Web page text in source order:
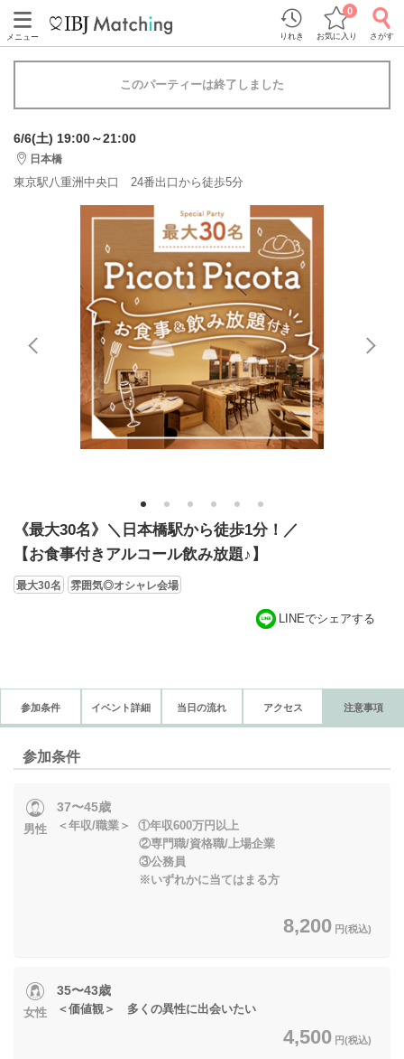
メニュー りれき お気に入り
0
さがす
このパーティーは終了しました
6/6(土) 19:00～21:00
日本橋
東京駅八重洲中央口 24番出口から徒歩5分
1 2 3 4 5 6
《最大30名》＼日本橋駅から徒歩1分！／
【お食事付きアルコール飲み放題♪】
最大30名 雰囲気◎オシャレ会場
LINEでシェアする
参加条件 イベント詳細 当日の流れ アクセス 注意事項
参加条件
男性
37〜45歳
＜年収/職業＞ ①年収600万円以上
②専門職/資格職/上場企業
③公務員
※いずれかに当てはまる方
8,200 円(税込)
女性
35〜43歳
＜価値観＞ 多くの異性に出会いたい
4,500 円(税込)